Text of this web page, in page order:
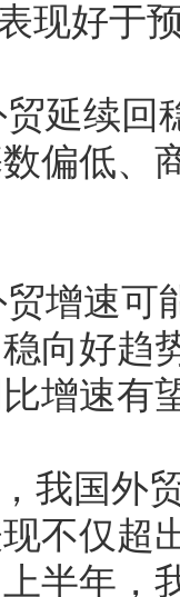
现好于
续回稳
偏低、
速可能
向好趋
增速有
国外贸
不仅超
半年，